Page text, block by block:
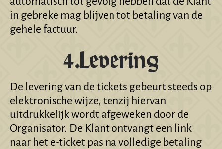
in gebreke mag blijven tot betaling van de
gehele factuur.
4.Levering
De levering van de tickets gebeurt steeds op
elektronische wijze, tenzij hiervan
uitdrukkelijk wordt afgeweken door de
Organisator. De Klant ontvangt een link
naar het e-ticket pas na volledige betaling